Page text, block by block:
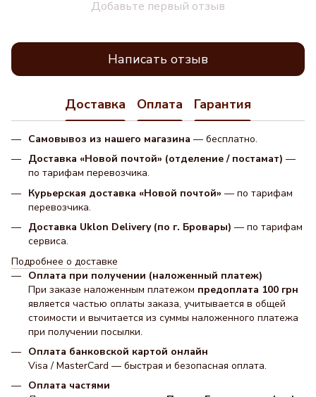
Добавьте первый отзыв
Написать отзыв
Доставка Оплата Гарантия
Самовывоз из нашего магазина — бесплатно.
Доставка «Новой почтой» (отделение / постамат) —
по тарифам перевозчика.
Курьерская доставка «Новой почтой» — по тарифам
перевозчика.
Доставка Uklon Delivery (по г. Бровары) — по тарифам
сервиса.
Подробнее о доставке
Оплата при получении (наложенный платеж)
При заказе наложенным платежом предоплата 100 грн
является частью оплаты заказа, учитывается в общей
стоимости и вычитается из суммы наложенного платежа
при получении посылки.
Оплата банковской картой онлайн
Visa / MasterCard — быстрая и безопасная оплата.
Оплата частями